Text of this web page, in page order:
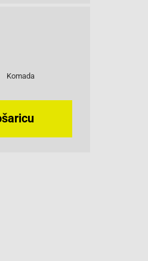
Komada